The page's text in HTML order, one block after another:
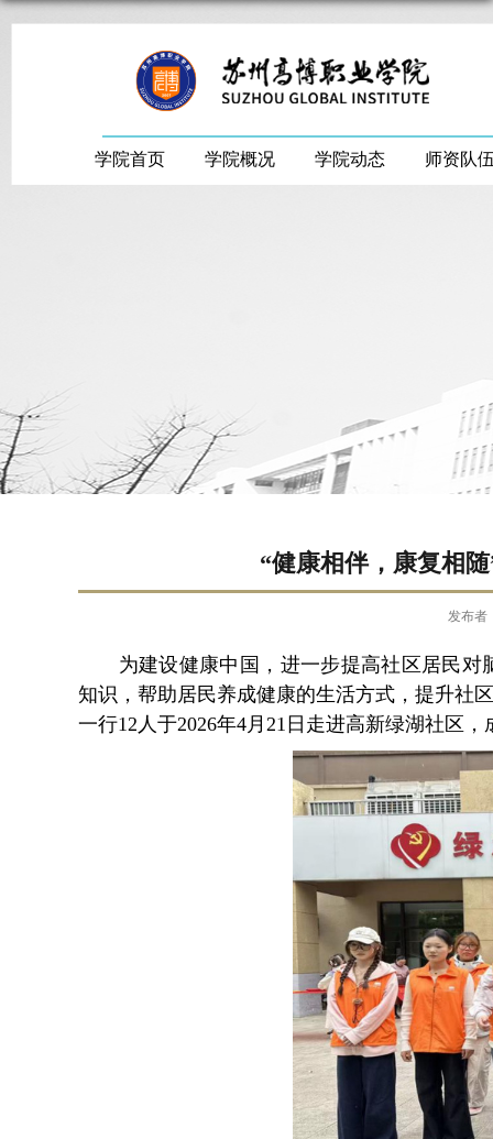
学院首页 学院概况 学院动态 师资队
“健康相伴，康复相
发布者
为建设健康中国， 进一步提高社区居民对
知识，帮助居民养成健康的生活方式， 提升社
一行12人于2026年4月21日 走进高新绿湖社区，